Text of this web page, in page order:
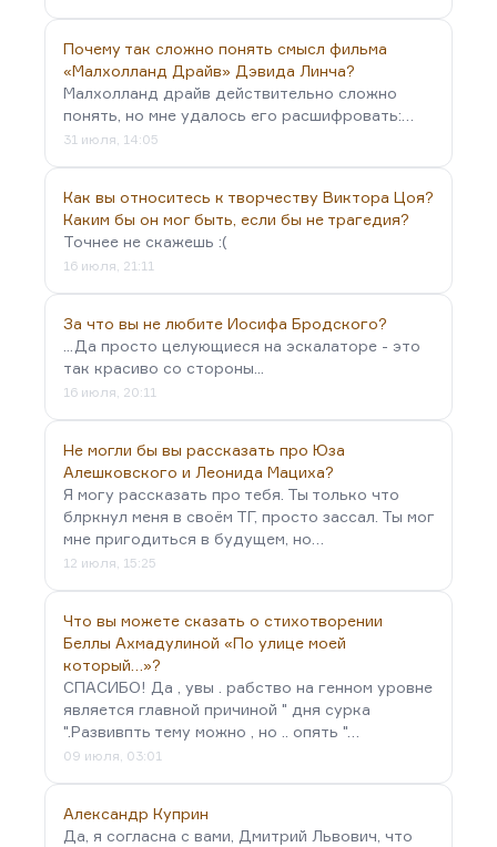
Почему так сложно понять смысл фильма
«Малхолланд Драйв» Дэвида Линча?
Малхолланд драйв действительно сложно
понять, но мне удалось его расшифровать:…
31 июля, 14:05
Как вы относитесь к творчеству Виктора Цоя?
Каким бы он мог быть, если бы не трагедия?
Точнее не скажешь :(
16 июля, 21:11
За что вы не любите Иосифа Бродского?
...Да просто целующиеся на эскалаторе - это
так красиво со стороны...
16 июля, 20:11
Не могли бы вы рассказать про Юза
Алешковского и Леонида Мациха?
Я могу рассказать про тебя. Ты только что
блркнул меня в своём ТГ, просто зассал. Ты мог
мне пригодиться в будущем, но…
12 июля, 15:25
Что вы можете сказать о стихотворении
Беллы Ахмадулиной «По улице моей
который…»?
СПАСИБО! Да , увы . рабство на генном уровне
является главной причиной " дня сурка
".Развивпть тему можно , но .. опять "…
09 июля, 03:01
Александр Куприн
Да, я согласна с вами, Дмитрий Львович, что